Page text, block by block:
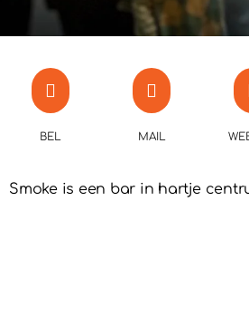
BEL MAIL
Smoke is een bar in hartje